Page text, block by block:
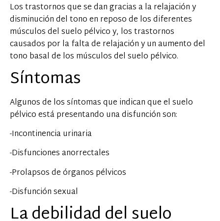
Los trastornos que se dan gracias a la relajación y
disminución del tono en reposo de los diferentes
músculos del suelo pélvico y, los trastornos
causados por la falta de relajación y un aumento del
tono basal de los músculos del suelo pélvico.
Síntomas
Algunos de los síntomas que indican que el suelo
pélvico está presentando una disfunción son:
-Incontinencia urinaria
-Disfunciones anorrectales
-Prolapsos de órganos pélvicos
-Disfunción sexual
La debilidad del suelo